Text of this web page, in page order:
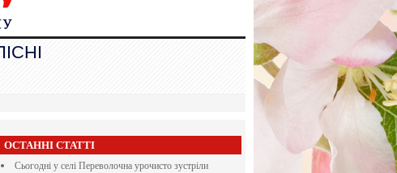
ОСТАННІ СТАТТІ
Сьогодні у селі Переволочна урочисто зустріли